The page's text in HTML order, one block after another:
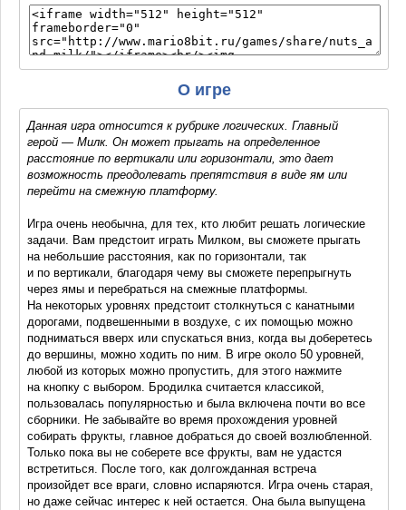
О игре
Данная игра относится к рубрике логических. Главный
герой — Милк. Он может прыгать на определенное
расстояние по вертикали или горизонтали, это дает
возможность преодолевать препятствия в виде ям или
перейти на смежную платформу.
Игра очень необычна, для тех, кто любит решать логические
задачи. Вам предстоит играть Милком, вы сможете прыгать
на небольшие расстояния, как по горизонтали, так
и по вертикали, благодаря чему вы сможете перепрыгнуть
через ямы и перебраться на смежные платформы.
На некоторых уровнях предстоит столкнуться с канатными
дорогами, подвешенными в воздухе, с их помощью можно
подниматься вверх или спускаться вниз, когда вы доберетесь
до вершины, можно ходить по ним. В игре около 50 уровней,
любой из которых можно пропустить, для этого нажмите
на кнопку с выбором. Бродилка считается классикой,
пользовалась популярностью и была включена почти во все
сборники. Не забывайте во время прохождения уровней
собирать фрукты, главное добраться до своей возлюбленной.
Только пока вы не соберете все фрукты, вам не удастся
встретиться. После того, как долгожданная встреча
произойдет все враги, словно испаряются. Игра очень старая,
но даже сейчас интерес к ней остается. Она была выпущена